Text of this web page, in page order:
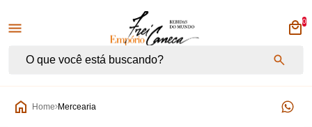
Empório Frei Caneca
0
Home Mercearia